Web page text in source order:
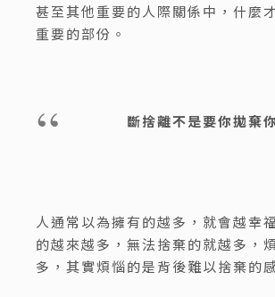
甚至其他重要的人際關係中，什麼
重要的部份。
斷捨離不是要你拋棄
人通常以為擁有的越多，就會越幸
的越來越多，無法捨棄的就越多，
多，其實煩惱的是背後難以捨棄的